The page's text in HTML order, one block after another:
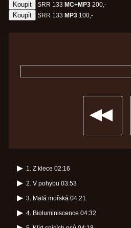
SRR 133 MC+MP3 200,-
SRR 133 MP3 100,-
1. Z klece 02:16
2. V pohybu 03:53
3. Malá mořská 04:21
4. Bioluminiscence 04:32